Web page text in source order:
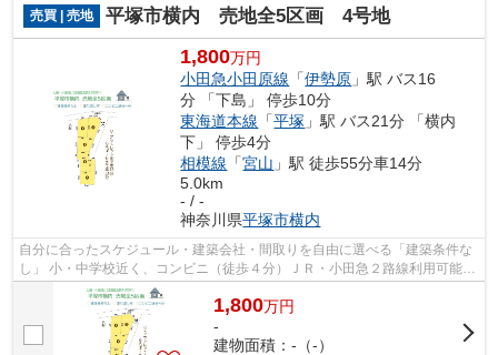
売買 | 売地 平塚市横内 売地全5区画 4号地
1,800万円
小田急小田原線 「伊勢原 」駅 バス16
分 「下島」 停歩10分
東海道本線 「平塚 」駅 バス21分 「横内
下」 停歩4分
相模線 「宮山 」駅 徒歩55分車14分
5.0km
- / -
神奈川県平塚市横内
自分に合ったスケジュール・建築会社・間取りを自由に選べる「建築条件な
し」 小・中学校近く、コンビニ（徒歩４分）ＪＲ・小田急２路線利用可能！
造成済で、即お引渡しも可能です。 ...
1,800万円
-
建物面積：-（-）